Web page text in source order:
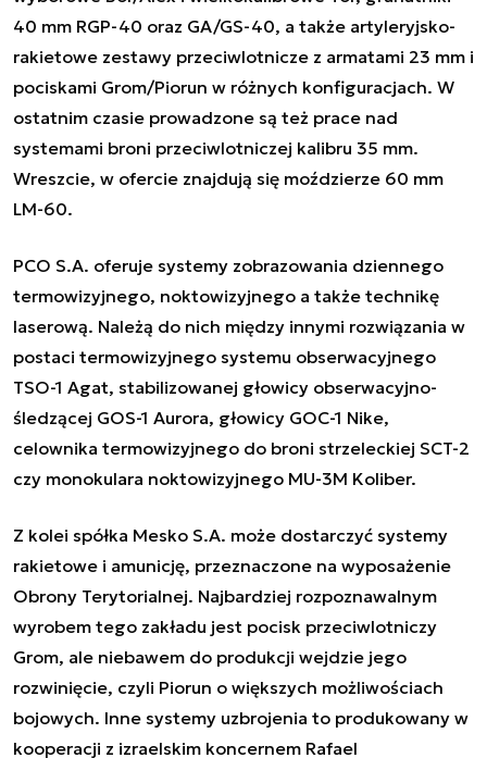
40 mm RGP-40 oraz GA/GS-40, a także artyleryjsko-
rakietowe zestawy przeciwlotnicze z armatami 23 mm i
pociskami Grom/Piorun w różnych konfiguracjach. W
ostatnim czasie prowadzone są też prace nad
systemami broni przeciwlotniczej kalibru 35 mm.
Wreszcie, w ofercie znajdują się moździerze 60 mm
LM-60.
PCO S.A. oferuje systemy zobrazowania dziennego
termowizyjnego, noktowizyjnego a także technikę
laserową. Należą do nich między innymi rozwiązania w
postaci termowizyjnego systemu obserwacyjnego
TSO-1 Agat, stabilizowanej głowicy obserwacyjno-
śledzącej GOS-1 Aurora, głowicy GOC-1 Nike,
celownika termowizyjnego do broni strzeleckiej SCT-2
czy monokulara noktowizyjnego MU-3M Koliber.
Z kolei spółka Mesko S.A. może dostarczyć systemy
rakietowe i amunicję, przeznaczone na wyposażenie
Obrony Terytorialnej. Najbardziej rozpoznawalnym
wyrobem tego zakładu jest pocisk przeciwlotniczy
Grom, ale niebawem do produkcji wejdzie jego
rozwinięcie, czyli Piorun o większych możliwościach
bojowych. Inne systemy uzbrojenia to produkowany w
kooperacji z izraelskim koncernem Rafael